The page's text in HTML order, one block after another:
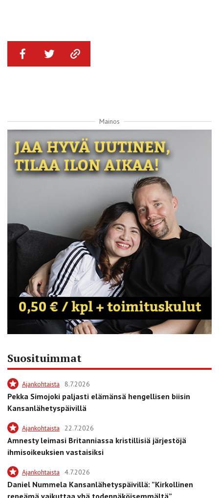
Mainos
Suosituimmat
Ajankohtaista 8.7.2026
Pekka Simojoki paljasti elämänsä hengellisen biisin
Kansanlähetyspäivillä
Ajankohtaista 22.7.2026
Amnesty leimasi Britanniassa kristillisiä järjestöjä
ihmisoikeuksien vastaisiksi
Ajankohtaista 4.7.2026
Daniel Nummela Kansanlähetyspäivillä: ”Kirkollinen
repeämä vaikuttaa yhä todennäköisemmältä”